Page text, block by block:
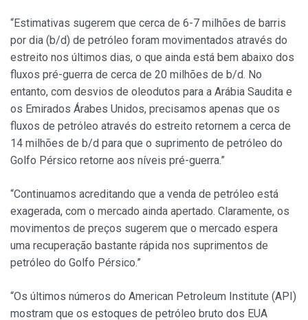
“Estimativas sugerem que cerca de 6-7 milhões de barris
por dia (b/d) de petróleo foram movimentados através do
estreito nos últimos dias, o que ainda está bem abaixo dos
fluxos pré-guerra de cerca de 20 milhões de b/d. No
entanto, com desvios de oleodutos para a Arábia Saudita e
os Emirados Árabes Unidos, precisamos apenas que os
fluxos de petróleo através do estreito retornem a cerca de
14 milhões de b/d para que o suprimento de petróleo do
Golfo Pérsico retorne aos níveis pré-guerra.”
“Continuamos acreditando que a venda de petróleo está
exagerada, com o mercado ainda apertado. Claramente, os
movimentos de preços sugerem que o mercado espera
uma recuperação bastante rápida nos suprimentos de
petróleo do Golfo Pérsico.”
“Os últimos números do American Petroleum Institute (API)
mostram que os estoques de petróleo bruto dos EUA